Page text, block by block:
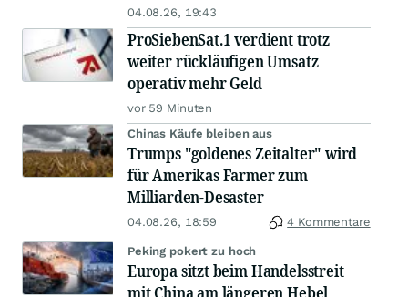
04.08.26, 19:43
ProSiebenSat.1 verdient trotz
weiter rückläufigen Umsatz
operativ mehr Geld
vor 59 Minuten
Chinas Käufe bleiben aus
Trumps "goldenes Zeitalter" wird
für Amerikas Farmer zum
Milliarden-Desaster
04.08.26, 18:59 4 Kommentare
Peking pokert zu hoch
Europa sitzt beim Handelsstreit